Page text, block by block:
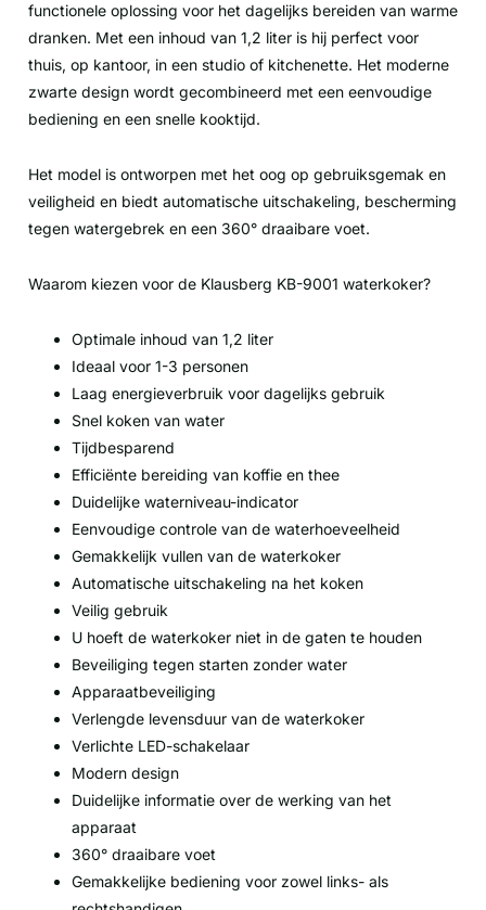
functionele oplossing voor het dagelijks bereiden van warme
dranken. Met een inhoud van 1,2 liter is hij perfect voor
thuis, op kantoor, in een studio of kitchenette. Het moderne
zwarte design wordt gecombineerd met een eenvoudige
bediening en een snelle kooktijd.
Het model is ontworpen met het oog op gebruiksgemak en
veiligheid en biedt automatische uitschakeling, bescherming
tegen watergebrek en een 360° draaibare voet.
Waarom kiezen voor de Klausberg KB-9001 waterkoker?
Optimale inhoud van 1,2 liter
Ideaal voor 1-3 personen
Laag energieverbruik voor dagelijks gebruik
Snel koken van water
Tijdbesparend
Efficiënte bereiding van koffie en thee
Duidelijke waterniveau-indicator
Eenvoudige controle van de waterhoeveelheid
Gemakkelijk vullen van de waterkoker
Automatische uitschakeling na het koken
Veilig gebruik
U hoeft de waterkoker niet in de gaten te houden
Beveiliging tegen starten zonder water
Apparaatbeveiliging
Verlengde levensduur van de waterkoker
Verlichte LED-schakelaar
Modern design
Duidelijke informatie over de werking van het
apparaat
360° draaibare voet
Gemakkelijke bediening voor zowel links- als